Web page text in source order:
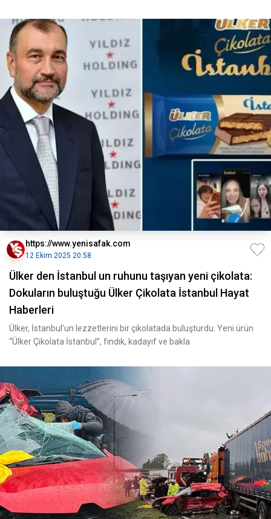
https://www.yenisafak.com
12 Ekim 2025 20:58
Ülker den İstanbul un ruhunu taşıyan yeni çikolata:
Dokuların buluştuğu Ülker Çikolata İstanbul Hayat
Haberleri
Ülker, İstanbul’un lezzetlerini bir çikolatada buluşturdu. Yeni ürün
“Ülker Çikolata İstanbul”, fındık, kadayıf ve bakla